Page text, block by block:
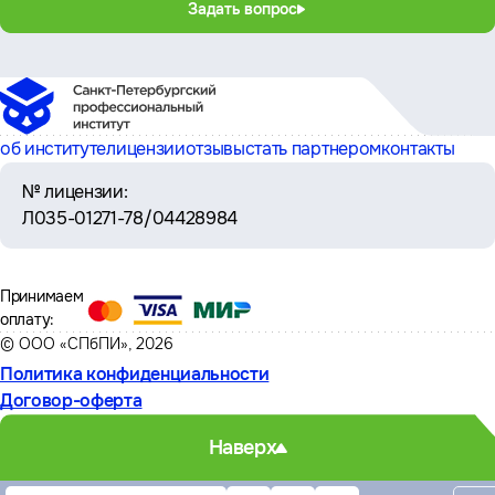
Задать вопрос
об институтелицензииотзывыстать партнеромконтакты
№ лицензии:
Л035-01271-78/04428984
© ООО «СПбПИ», 2026
Политика конфиденциальности
Договор-оферта
Принимаем
оплату:
Наверх